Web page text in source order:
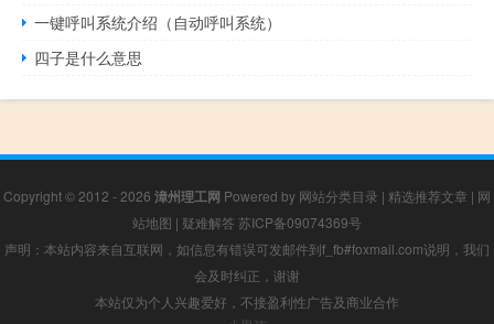
一键呼叫系统介绍（自动呼叫系统）
四子是什么意思
Copyright © 2012 - 2026 漳州理工网 Powered by 网站分类目录 | 精选推荐文章 | 网
站地图 | 疑难解答 苏ICP备09074369号
声明：本站内容来自互联网，如信息有错误可发邮件到f_fb#foxmail.com说明，我们
会及时纠正，谢谢
本站仅为个人兴趣爱好，不接盈利性广告及商业合作